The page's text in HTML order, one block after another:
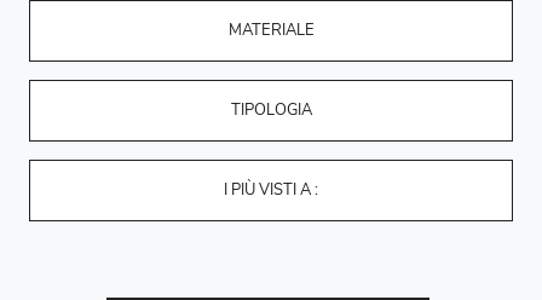
MATERIALE
TIPOLOGIA
I PIÙ VISTI A :